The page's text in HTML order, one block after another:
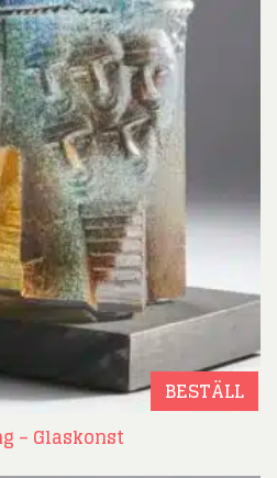
BESTÄLL
– Glaskonst